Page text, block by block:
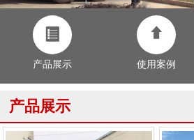
产品展示 使用案例
产品展示